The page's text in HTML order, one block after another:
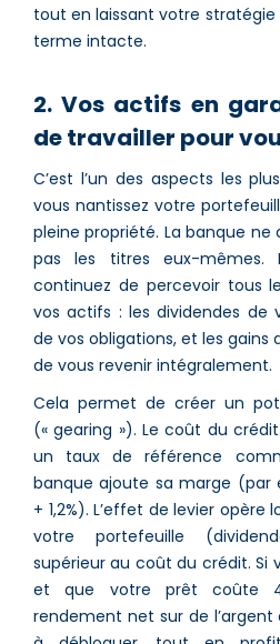
tout en laissant votre stratégie
terme intacte.
2. Vos actifs en
de travailler pour
C’est l’un des aspects les
vous nantissez votre
pleine propriété. La banque ne
pas les titres eux-mêmes.
continuez de percevoir tous
vos actifs : les dividendes de
de vos obligations, et les
de vous revenir intégralement.
Cela permet de créer un
(« gearing »). Le coût du
un taux de référence
banque ajoute sa marge (par
+ 1,2%). L’effet de levier
votre portefeuille
supérieur au coût du crédit. Si
et que votre prêt coûte
rendement net sur de l’argent